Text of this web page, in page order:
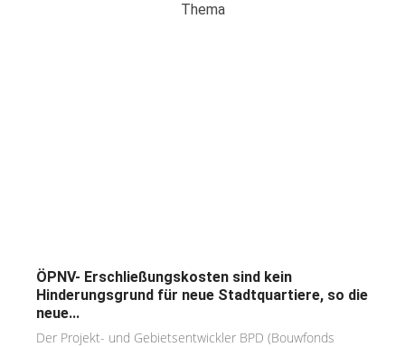
Thema
ÖPNV- Erschließungskosten sind kein
Hinderungsgrund für neue Stadtquartiere, so die
neue...
Der Projekt- und Gebietsentwickler BPD (Bouwfonds